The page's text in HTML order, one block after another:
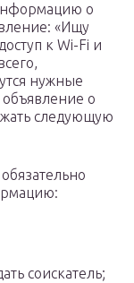
о
«Ищу
к Wi-Fi и
нужные
о
следующую
соискатель;